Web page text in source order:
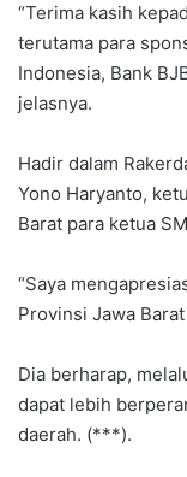
“Terima kasih
terutama para
Indonesia, Bank
jelasnya.
Hadir dalam
Yono Haryanto,
Barat para ketua
“Saya
Provinsi Jawa
Dia berharap,
dapat lebih
daerah. (***).